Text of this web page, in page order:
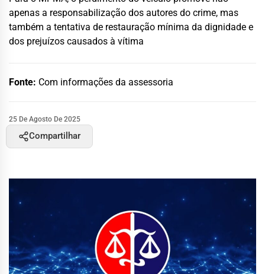
apenas a responsabilização dos autores do crime, mas
também a tentativa de restauração mínima da dignidade e
dos prejuízos causados à vítima
Fonte: Com informações da assessoria
25 De Agosto De 2025
Compartilhar